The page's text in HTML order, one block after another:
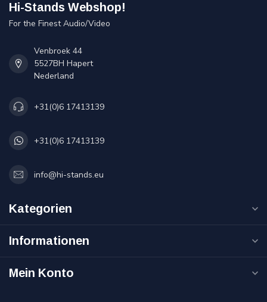
Hi-Stands Webshop!
For the Finest Audio/Video
Venbroek 44
5527BH Hapert
Nederland
+31(0)6 17413139
+31(0)6 17413139
info@hi-stands.eu
Kategorien
Informationen
Mein Konto